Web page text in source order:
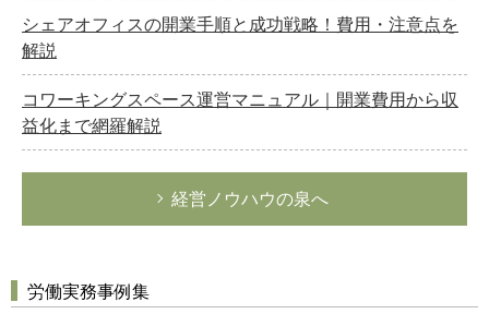
シェアオフィスの開業手順と成功戦略！費用・注意点を
解説
コワーキングスペース運営マニュアル｜開業費用から収
益化まで網羅解説
経営ノウハウの泉へ
労働実務事例集